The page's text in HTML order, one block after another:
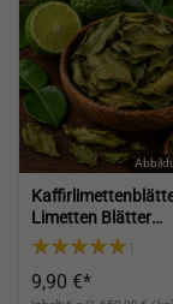
Limetten Blätter
hocharomatisch,
Naturprodukt
9,90 €*